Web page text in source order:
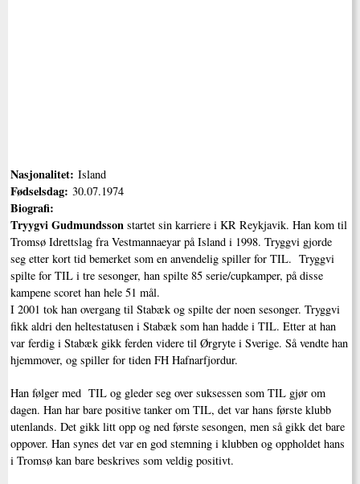
Nasjonalitet: Island
Fødselsdag: 30.07.1974
Biografi:
Tryygvi Gudmundsson startet sin karriere i KR Reykjavik. Han kom til
Tromsø Idrettslag fra Vestmannaeyar på Island i 1998. Tryggvi gjorde
seg etter kort tid bemerket som en anvendelig spiller for TIL. Tryggvi
spilte for TIL i tre sesonger, han spilte 85 serie/cupkamper, på disse
kampene scoret han hele 51 mål.
I 2001 tok han overgang til Stabæk og spilte der noen sesonger. Tryggvi
fikk aldri den heltestatusen i Stabæk som han hadde i TIL. Etter at han
var ferdig i Stabæk gikk ferden videre til Ørgryte i Sverige. Så vendte han
hjemmover, og spiller for tiden FH Hafnarfjordur.
Han følger med TIL og gleder seg over suksessen som TIL gjør om
dagen. Han har bare positive tanker om TIL, det var hans første klubb
utenlands. Det gikk litt opp og ned første sesongen, men så gikk det bare
oppover. Han synes det var en god stemning i klubben og oppholdet hans
i Tromsø kan bare beskrives som veldig positivt.